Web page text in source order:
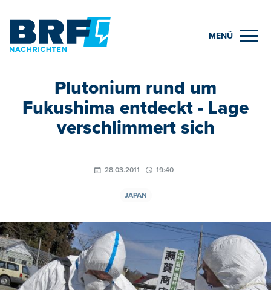
MENÜ
Plutonium rund um
Fukushima entdeckt - Lage
verschlimmert sich
28.03.2011 19:40
JAPAN